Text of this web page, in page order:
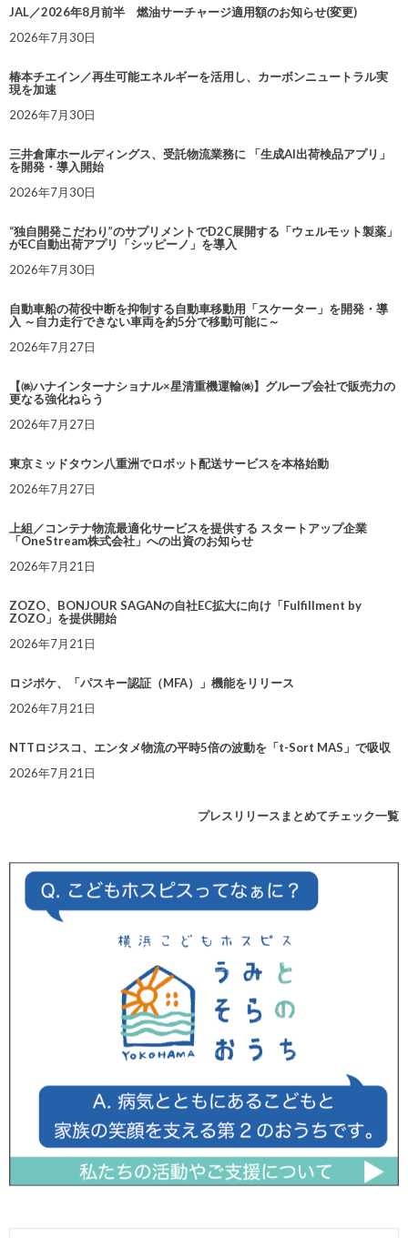
JAL／2026年8月前半 燃油サーチャージ適用額のお知らせ(変更)
2026年7月30日
椿本チエイン／再生可能エネルギーを活用し、カーボンニュートラル実
現を加速
2026年7月30日
三井倉庫ホールディングス、受託物流業務に 「生成AI出荷検品アプリ」
を開発・導入開始
2026年7月30日
“独自開発こだわり”のサプリメントでD2C展開する「ウェルモット製薬」
がEC自動出荷アプリ「シッピーノ」を導入
2026年7月30日
自動車船の荷役中断を抑制する自動車移動用「スケーター」を開発・導
入 ～自力走行できない車両を約5分で移動可能に～
2026年7月27日
【㈱ハナインターナショナル×星清重機運輸㈱】グループ会社で販売力の
更なる強化ねらう
2026年7月27日
東京ミッドタウン八重洲でロボット配送サービスを本格始動
2026年7月27日
上組／コンテナ物流最適化サービスを提供する スタートアップ企業
「OneStream株式会社」への出資のお知らせ
2026年7月21日
ZOZO、BONJOUR SAGANの自社EC拡大に向け「Fulfillment by
ZOZO」を提供開始
2026年7月21日
ロジポケ、「パスキー認証（MFA）」機能をリリース
2026年7月21日
NTTロジスコ、エンタメ物流の平時5倍の波動を「t-Sort MAS」で吸収
2026年7月21日
プレスリリースまとめてチェック一覧